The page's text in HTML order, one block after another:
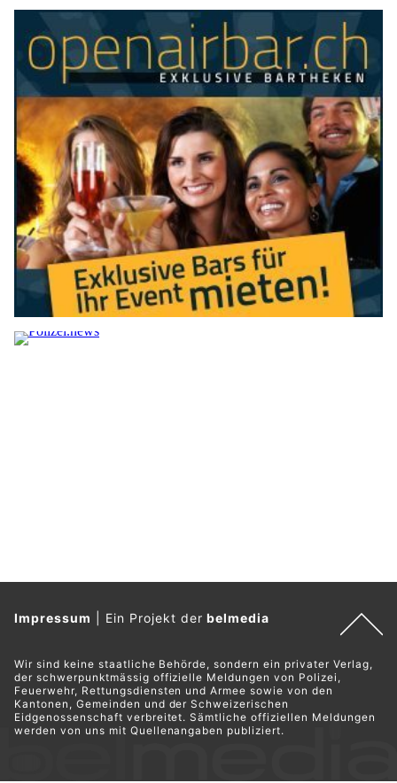
Impressum Ein Projekt derbelmedia
Wir sind keine staatliche Behörde, sondern ein privater Verlag,
der schwerpunktmässig offizielle Meldungen von Polizei,
Feuerwehr, Rettungsdiensten und Armee sowie von den
Kantonen, Gemeinden und der Schweizerischen
Eidgenossenschaft verbreitet. Sämtliche offiziellen Meldungen
werden von uns mit Quellenangaben publiziert.